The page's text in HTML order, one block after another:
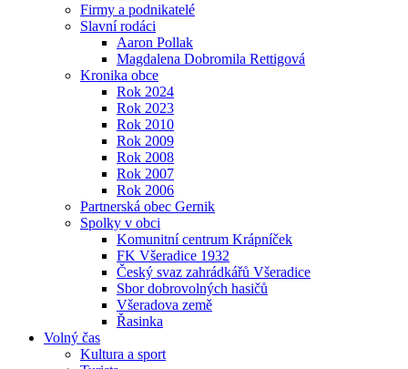
Firmy a podnikatelé
Slavní rodáci
Aaron Pollak
Magdalena Dobromila Rettigová
Kronika obce
Rok 2024
Rok 2023
Rok 2010
Rok 2009
Rok 2008
Rok 2007
Rok 2006
Partnerská obec Gernik
Spolky v obci
Komunitní centrum Krápníček
FK Všeradice 1932
Český svaz zahrádkářů Všeradice
Sbor dobrovolných hasičů
Všeradova země
Řasinka
Volný čas
Kultura a sport